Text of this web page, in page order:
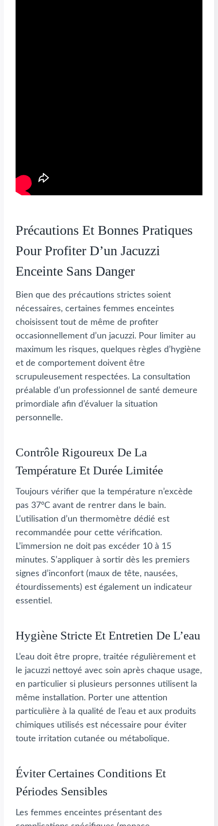
Précautions Et Bonnes Pratiques
Pour Profiter D’un Jacuzzi
Enceinte Sans Danger
Bien que des précautions strictes soient
nécessaires, certaines femmes enceintes
choisissent tout de même de profiter
occasionnellement d’un jacuzzi. Pour limiter au
maximum les risques, quelques règles d’hygiène
et de comportement doivent être
scrupuleusement respectées. La consultation
préalable d’un professionnel de santé demeure
primordiale afin d’évaluer la situation
personnelle.
Contrôle Rigoureux De La
Température Et Durée Limitée
Toujours vérifier que la température n’excède
pas 37°C avant de rentrer dans le bain.
L’utilisation d’un thermomètre dédié est
recommandée pour cette vérification.
L’immersion ne doit pas excéder 10 à 15
minutes. S’appliquer à sortir dès les premiers
signes d’inconfort (maux de tête, nausées,
étourdissements) est également un indicateur
essentiel.
Hygiène Stricte Et Entretien De L’eau
L’eau doit être propre, traitée régulièrement et
le jacuzzi nettoyé avec soin après chaque usage,
en particulier si plusieurs personnes utilisent la
même installation. Porter une attention
particulière à la qualité de l’eau et aux produits
chimiques utilisés est nécessaire pour éviter
toute irritation cutanée ou métabolique.
Éviter Certaines Conditions Et
Périodes Sensibles
Les femmes enceintes présentant des